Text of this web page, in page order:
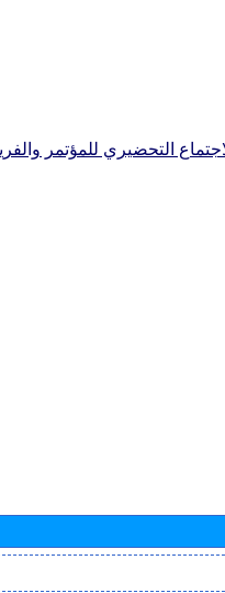
التحضيري للمؤتمر